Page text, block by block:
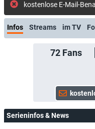
kostenlose E-Mail-
Infos Streams im TV
72Fans
Serieninfos & News